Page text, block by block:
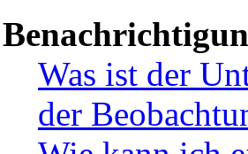
Was ist der
der